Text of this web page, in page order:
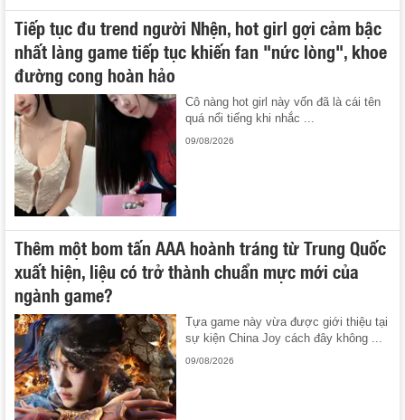
Tiếp tục đu trend người Nhện, hot girl gợi cảm bậc
nhất làng game tiếp tục khiến fan "nức lòng", khoe
đường cong hoàn hảo
Cô nàng hot girl này vốn đã là cái tên
quá nổi tiếng khi nhắc ...
09/08/2026
Thêm một bom tấn AAA hoành tráng từ Trung Quốc
xuất hiện, liệu có trở thành chuẩn mực mới của
ngành game?
Tựa game này vừa được giới thiệu tại
sự kiện China Joy cách đây không ...
09/08/2026